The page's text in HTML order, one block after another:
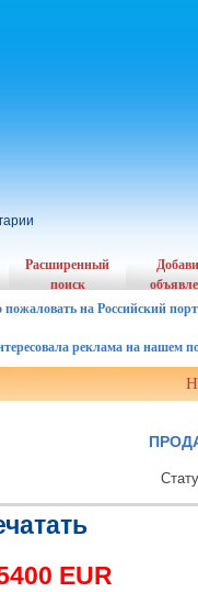
Расширенный
поиск
пожаловать на Российский
реклама на нашем
EUR